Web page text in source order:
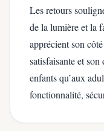
Les retours
de la lumière et la
apprécient son
satisfaisante et
enfants qu’aux
fonctionnalité,